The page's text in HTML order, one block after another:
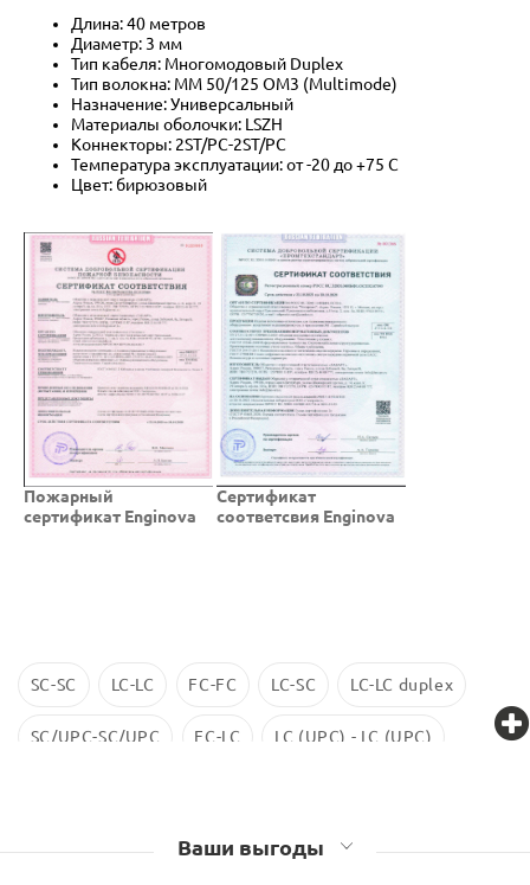
Длина: 40 метров
Диаметр: 3 мм
Тип кабеля: Многомодовый Duplex
Тип волокна: MM 50/125 OM3 (Multimode)
Назначение: Универсальный
Материалы оболочки: LSZH
Коннекторы: 2ST/PC-2ST/PC
Температура эксплуатации: от -20 до +75 C
Цвет: бирюзовый
Пожарный
сертификат Enginova
Cертификат
соответсвия Enginova
SC-SC LC-LC FC-FC LC-SC LC-LC duplex
SC/UPC-SC/UPC FC-LC LC (UPC) - LC (UPC)
Ваши выгоды